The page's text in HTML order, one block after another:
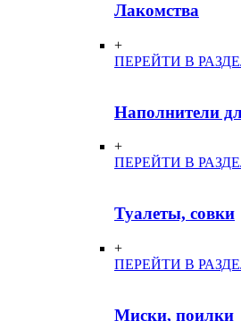
Лакомства
+
ПЕРЕЙТИ В
Наполнители
+
ПЕРЕЙТИ В
Туалеты, совки
+
ПЕРЕЙТИ В
Миски, поилки